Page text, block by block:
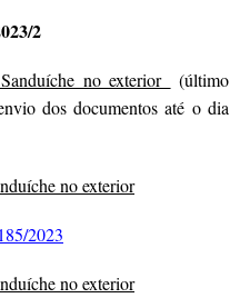
2
no exterior
(último
dos documentos até o dia
no exterior
2023
no exterior